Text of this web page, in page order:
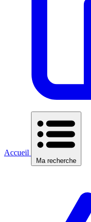
Accueil
Ma recherche